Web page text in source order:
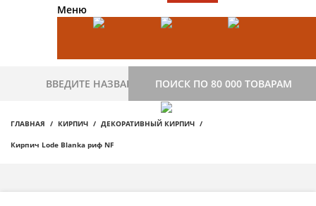
Меню
ПОИСК ПО 80 000 ТОВАРАМ
ГЛАВНАЯ КИРПИЧ ДЕКОРАТИВНЫЙ КИРПИЧ
Кирпич Lode Blanka риф NF